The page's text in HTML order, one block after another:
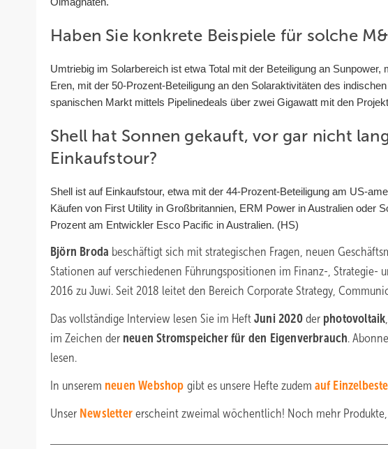
Haben Sie konkrete Beispiele für solche
Umtriebig im Solarbereich ist etwa Total mit der Beteiligung an
Eren, mit der 50-Prozent-Beteiligung an den Solaraktivitäten des
spanischen Markt mittels Pipelinedeals über zwei Gigawatt mit den
Shell hat Sonnen gekauft, vor gar nicht
Einkaufstour?
Shell ist auf Einkaufstour, etwa mit der 44-Prozent-Beteiligung am US-
Käufen von First Utility in Großbritannien, ERM Power in Australien oder
Prozent am Entwickler Esco Pacific in Australien. (HS)
Björn Broda beschäftigt sich mit strategischen Fragen, neuen
Stationen auf verschiedenen Führungspositionen im Finanz-, Strategie-
2016 zu Juwi. Seit 2018 leitet den Bereich Corporate Strategy,
Das vollständige Interview lesen Sie im Heft Juni 2020 der photovoltaik
im Zeichen der neuen Stromspeicher für den Eigenverbrauch.
lesen.
In unserem neuen Webshop gibt es unsere Hefte zudem auf
Unser Newsletter erscheint zweimal wöchentlich! Noch mehr